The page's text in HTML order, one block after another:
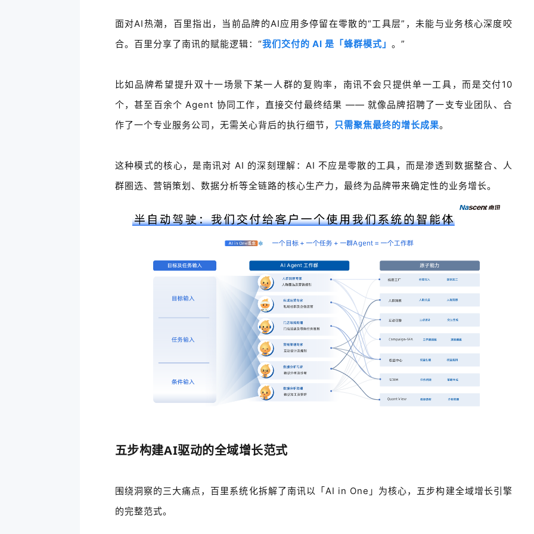
面对AI热潮，百里指出，当前品牌的AI应用多停留在零散的“工具层”，未能与业务核心深度咬
合。百里分享了南讯的赋能逻辑： “我们交付的 AI 是「蜂群模式」 。”
比如品牌希望提升双十一场景下某一人群的复购率，南讯不会只提供单一工具，而是交付10
个，甚至百余个 Agent 协同工作，直接交付最终结果 —— 就像品牌招聘了一支专业团队、合
作了一个专业服务公司，无需关心背后的执行细节，
只需聚焦最终的增长成果。
这种模式的核心，是南讯对 AI 的深刻理解：AI 不应是零散的工具，而是渗透到数据整合、人
群圈选、营销策划、数据分析等全链路的核心生产力，最终为品牌带来确定性的业务增长。
五步构建AI驱动的全域增长范式
围绕洞察的三大痛点，百里系统化拆解了南讯以「AI in One」为核心，五步构建全域增长引擎
的完整范式。